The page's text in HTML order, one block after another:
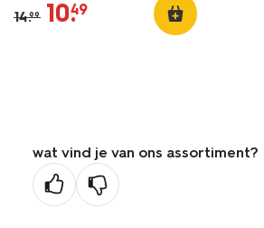
14.99 10.
49
wat vind je van ons assortiment?